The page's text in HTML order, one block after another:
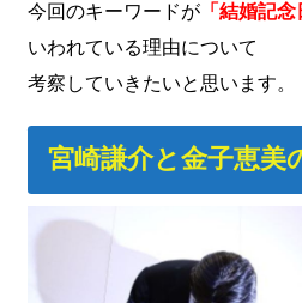
今回のキーワードが 「結婚記念
いわれている理由について
考察していきたいと思います。
宮崎謙介と金子恵美